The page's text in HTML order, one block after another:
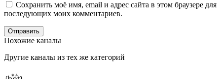
Сохранить моё имя, email и адрес сайта в этом браузере для
последующих моих комментариев.
Отправить
Похожие каналы
Другие каналы из тех же категорий